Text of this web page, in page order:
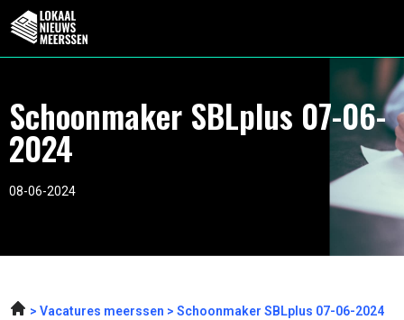
Schoonmaker SBLplus 07-06-
2024
08-06-2024
Vacatures meerssen Schoonmaker SBLplus 07-06-2024